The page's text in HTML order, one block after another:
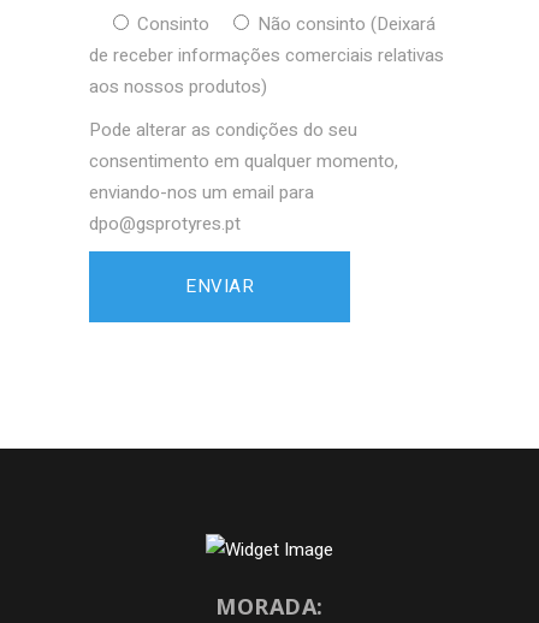
Consinto Não consinto (Deixará
de receber informações comerciais relativas
aos nossos produtos)
Pode alterar as condições do seu
consentimento em qualquer momento,
enviando-nos um email para
dpo@gsprotyres.pt
MORADA: